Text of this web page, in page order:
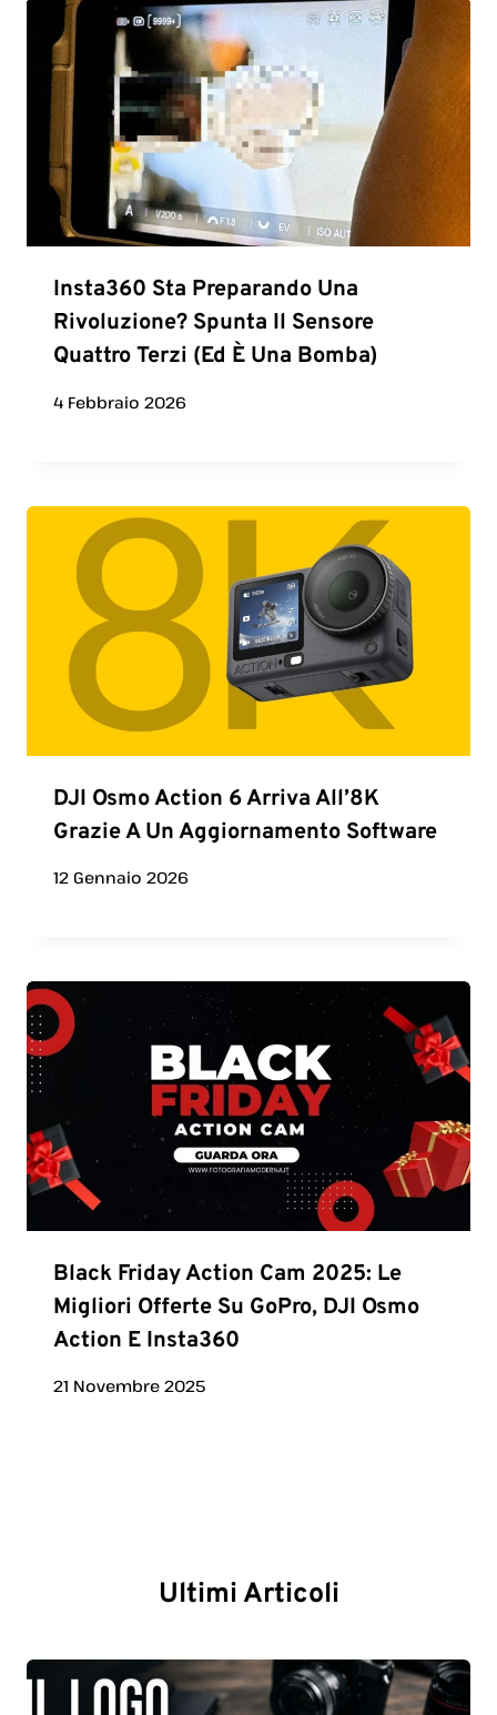
Insta360 Sta Preparando Una
Rivoluzione? Spunta Il Sensore
Quattro Terzi (ed È Una Bomba)
4 Febbraio 2026
DJI Osmo Action 6 Arriva All’8K
Grazie A Un Aggiornamento Software
12 Gennaio 2026
Black Friday Action Cam 2025: Le
Migliori Offerte Su GoPro, DJI Osmo
Action E Insta360
21 Novembre 2025
Ultimi Articoli